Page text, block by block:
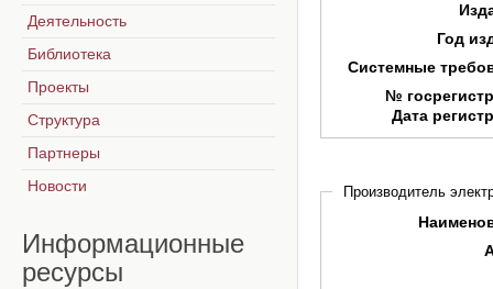
Год
Системные
№
Дата
Производитель
Деятельность
Библиотека
Проекты
Структура
Партнеры
Новости
Информационные
ресурсы